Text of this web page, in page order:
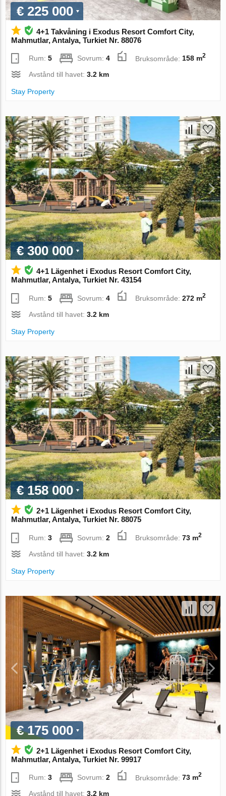
€ 225 000
4+1 Takvåning i Exodus Resort Comfort City,
Mahmutlar, Antalya, Turkiet Nr. 88076
Rum:5 Sovrum:4 Bruksområde: 158 m2
Avstånd till havet:3.2 km
Stay Property
€ 300 000
4+1 Lägenhet i Exodus Resort Comfort City,
Mahmutlar, Antalya, Turkiet Nr. 43154
Rum:5 Sovrum:4 Bruksområde:272 m2
Avstånd till havet:3.2 km
Stay Property
€ 158 000
2+1 Lägenhet i Exodus Resort Comfort City,
Mahmutlar, Antalya, Turkiet Nr. 88075
Rum:3 Sovrum:2 Bruksområde:73 m2
Avstånd till havet:3.2 km
Stay Property
€ 175 000
2+1 Lägenhet i Exodus Resort Comfort City,
Mahmutlar, Antalya, Turkiet Nr. 99917
Rum:3 Sovrum:2 Bruksområde:73 m2
Avstånd till havet:3.2 km